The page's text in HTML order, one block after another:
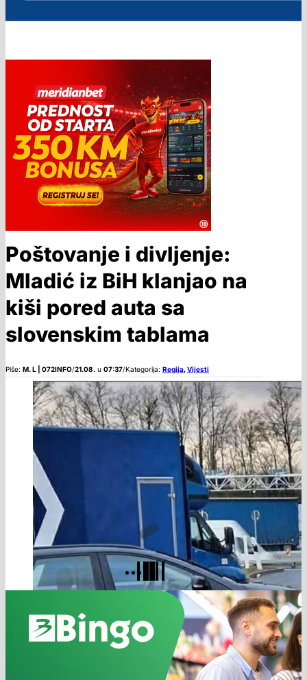
Poštovanje i divljenje:
Mladić iz BiH klanjao na
kiši pored auta sa
slovenskim tablama
Piše: M. L | 072INFO/21.08. u 07:37/Kategorija: Regija,Vijesti